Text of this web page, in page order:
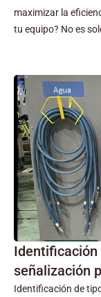
maximizar la
tu equipo? No es
Identificación
señalización
Identificación de